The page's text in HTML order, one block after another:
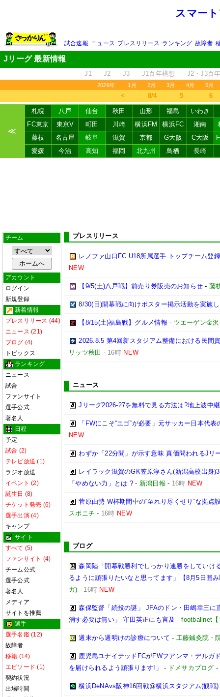
スマー
試合速報 ニュース プレスリリース ランキング 故障者
Jリーグ 最新情報
J1 J2 J3 J1百年構想 J2・J3百
2026年 1月 2月 3月 4月 5月
＜ 8/4 5 6
≪
札幌 八戸 仙台 秋田 山形 福島
いわき
FC東京
東京V 町田 川崎 横浜FM 横浜FC 湘南
藤枝
名古屋 岐阜 滋賀 京都 G大阪 C大阪
愛媛
今治 高知 福岡 北九州 鳥栖 長崎
チーム
アカウント
ログイン
新規登録
新着情報
プレスリリース (44)
ニュース (21)
ブログ (4)
トピックス
ランキング
ニュース
試合
ファンサイト
選手公式
著名人
日程
予定
試合 (2)
テレビ放送 (1)
ラジオ放送
イベント (2)
誕生日 (8)
チケット発売 (6)
選手出演 (4)
キャンプ
サイト
すべて (5)
ファンサイト (4)
チーム公式
選手公式
著名人
メディア
サイトを推薦
選手
選手名鑑 (12)
故障者
移籍 (14)
エピソード (1)
契約状況
出場時間
プレスリリース
レノファ山口FC U18所属選手 トップチーム登
NEW
【9/5(土)八戸戦】前売り券販売のお知らせ - 藤
8/30(日)開幕戦に向けポスター掲示活動を実施
【8/15(土)福島戦】グルメ情報 - ツエーゲン金沢
2026.8.5 第4回新スタジアム整備における民間
リッツ秋田 - 16時 NEW
ニュース
Jリーグ2026-27を無料で見る方法は?地上波中
「FWにこそ“エゴ”が必要」元サッカー日本代
NEW
わずか「22分間」が示す意味 真価問われるJリ
レイラック滋賀のGK笠原淳さん(新潟高校出身
「やめない力」とは ?- 新潟日報 - 16時 NEW
菅原由勢 W杯期間中の“至れり尽くせり”な拠
スポニチ - 16時 NEW
ブログ
森岡陸「開幕戦勝利でしっかり連勝をしていけ
るように頑張りたいなと思ってます」【8月5日囲
ガ) - 16時 NEW
森保監督「続投の謎」 JFAのドン・田嶋幸三
消す必要は無い」 守田英正にも言及 -footballnet
週末から週明けの診療について - 工藤鍼灸院・
鹿児島ユナイテッドFCがFWフアンマ・デルガ
を届けられるよう頑張ります!」
- ドメサカブログ -
横浜DeNAvs阪神16回戦@横浜スタジアム(観戦)